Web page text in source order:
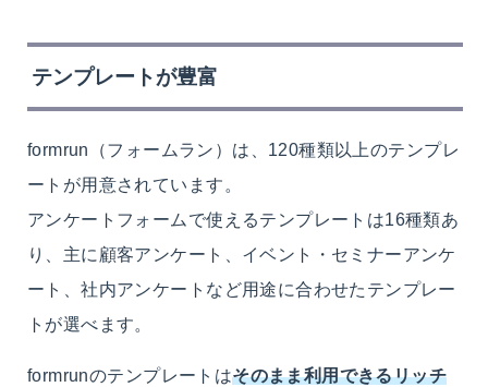
テンプレートが豊富
formrun（フォームラン）は、120種類以上のテンプレ
ートが用意されています。
アンケートフォームで使えるテンプレートは16種類あ
り、主に顧客アンケート、イベント・セミナーアンケ
ート、社内アンケートなど用途に合わせたテンプレー
トが選べます。
formrunのテンプレートはそのまま利用できるリッチ